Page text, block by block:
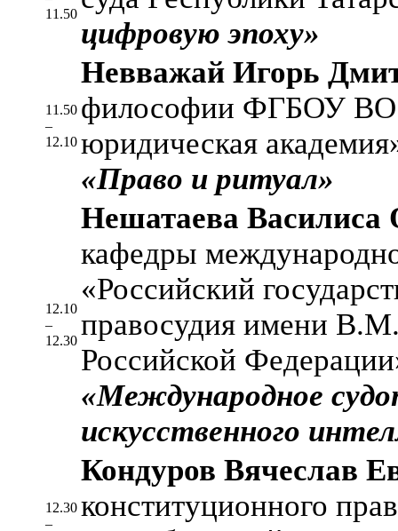
11.50
цифровую эпоху»
11.50
–
12.10
Невважай Игорь
философии ФГБОУ ВО
юридическая
«Право и ритуал»
12.10
–
12.30
Нешатаева Василиса
кафедры
«Российский
правосудия имени
Российской
«Международное
искусственного
12.30
–
Кондуров Вячеслав
конституционного